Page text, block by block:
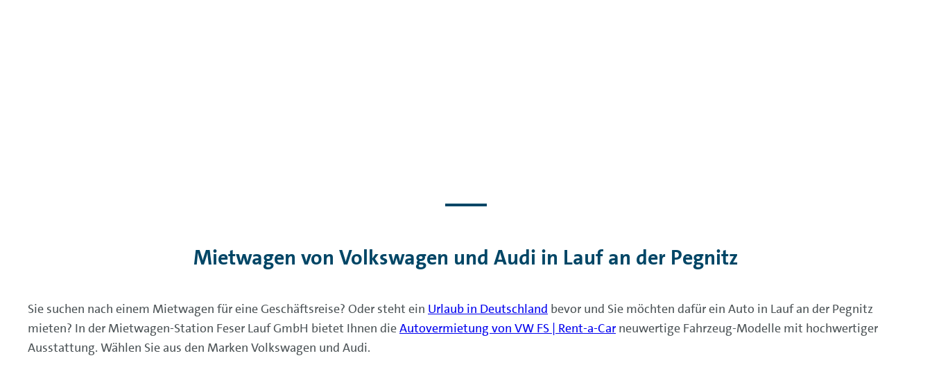
Mietwagen von Volkswagen und Audi in Lauf an der Pegnitz
Sie suchen nach einem Mietwagen für eine Geschäftsreise? Oder steht ein Urlaub in Deutschland bevor und Sie möchten dafür ein Auto in Lauf an der Pegnitz
mieten? In der Mietwagen-Station Feser Lauf GmbH bietet Ihnen dieAutovermietung von VW FS | Rent-a-Car neuwertige Fahrzeug-Modelle mit hochwertiger
Ausstattung. Wählen Sie aus den Marken Volkswagen und Audi.